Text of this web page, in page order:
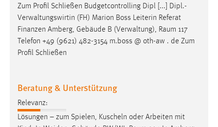
Telefon +49 (9621) 482-3154 m.boss @ oth-aw . de Zum
Profil Schließen
Beratung & Unterstützung
Lösungen – zum Spielen, Kuscheln oder Arbeiten mit
Kind. In Weiden: Gebäude BW/WI,
Gebäude MB/UT,
Wege für Familien. An beiden Standorten gibt es [...]
Wird benötigt um die Chatfunktion nutzen zu können.
Cookie Laufzeit:
MibewSessionID, mibew-chat-frame-style-
5e9dbeb1811c0446 = Sitzungslaufzeit, mibew_locale = 3
Jahre, MIBEW_UserID = 1 Jahr
Name:
fe_user, be_user, be_lastLoginProvider